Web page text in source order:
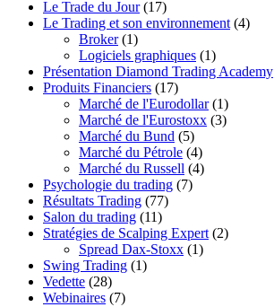
Le Trade du Jour(17)
Le Trading et son environnement (4)
Broker(1)
Logiciels graphiques (1)
Présentation Diamond Trading Academy
Produits Financiers (17)
Marché de l'Eurodollar(1)
Marché de l'Eurostoxx (3)
Marché du Bund (5)
Marché du Pétrole (4)
Marché du Russell (4)
Psychologie du trading (7)
Résultats Trading (77)
Salon du trading (11)
Stratégies de Scalping Expert (2)
Spread Dax-Stoxx (1)
Swing Trading (1)
Vedette (28)
Webinaires (7)